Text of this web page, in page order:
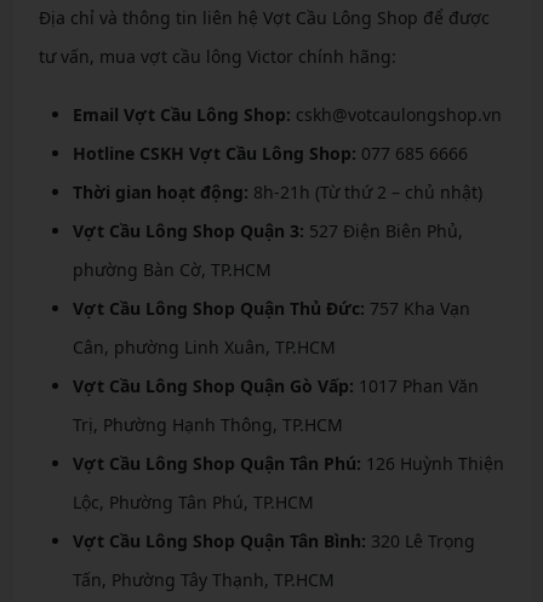
Địa chỉ và thông tin liên hệ Vợt Cầu Lông Shop để được
tư vấn, mua vợt cầu lông Victor chính hãng:
Email Vợt Cầu Lông Shop: cskh@votcaulongshop.vn
Hotline CSKH Vợt Cầu Lông Shop: 077 685 6666
Thời gian hoạt động: 8h-21h (Từ thứ 2 – chủ nhật)
Vợt Cầu Lông Shop Quận 3: 527 Điện Biên Phủ,
phường Bàn Cờ, TP.HCM
Vợt Cầu Lông Shop Quận Thủ Đức: 757 Kha Vạn
Cân, phường Linh Xuân, TP.HCM
Vợt Cầu Lông Shop Quận Gò Vấp: 1017 Phan Văn
Trị, Phường Hạnh Thông, TP.HCM
Vợt Cầu Lông Shop Quận Tân Phú: 126 Huỳnh Thiện
Lộc, Phường Tân Phú, TP.HCM
Vợt Cầu Lông Shop Quận Tân Bình: 320 Lê Trọng
Tấn, Phường Tây Thạnh, TP.HCM